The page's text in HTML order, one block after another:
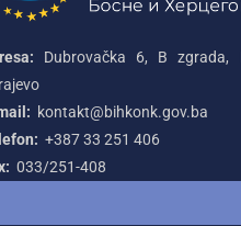
Dubrovačka 6, B
kontakt@bihkonk.gov.ba
+387‌ 33‌ 251‌ 406
033/251-408